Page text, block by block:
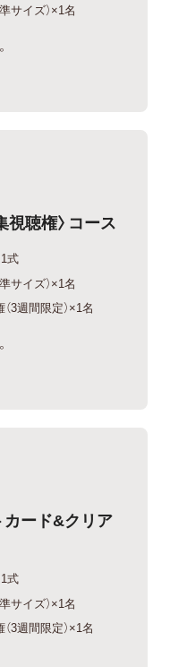
サイズ）×1名
視聴権〉コース
式
サイズ）×1名
3週間限定）×1名
カード&クリア
式
サイズ）×1名
3週間限定）×1名